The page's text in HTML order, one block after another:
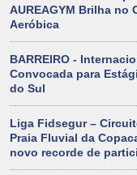
AUREAGYM Brilha no
Aeróbica
BARREIRO -
Convocada para
do Sul
Liga Fidsegur –
Praia Fluvial da
novo recorde de